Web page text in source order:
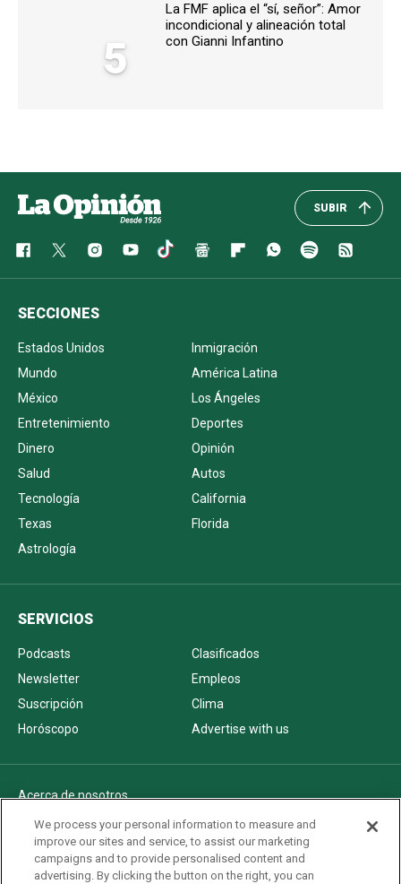
5
La FMF aplica el “sí, señor”: Amor
incondicional y alineación total
con Gianni Infantino
SUBIR
SECCIONES
Estados Unidos
Inmigración
Mundo
América Latina
México
Los Ángeles
Entretenimiento
Deportes
Dinero
Opinión
Salud
Autos
Tecnología
California
Texas
Florida
Astrología
SERVICIOS
Podcasts
Clasificados
Newsletter
Empleos
Suscripción
Clima
Horóscopo
Advertise with us
Acerca de nosotros
Politica de privacidad
Pautas Editoriales
AdChoices
We process your personal information to measure and
improve our sites and service, to assist our marketing
campaigns and to provide personalised content and
advertising. By clicking the button on the right, you can